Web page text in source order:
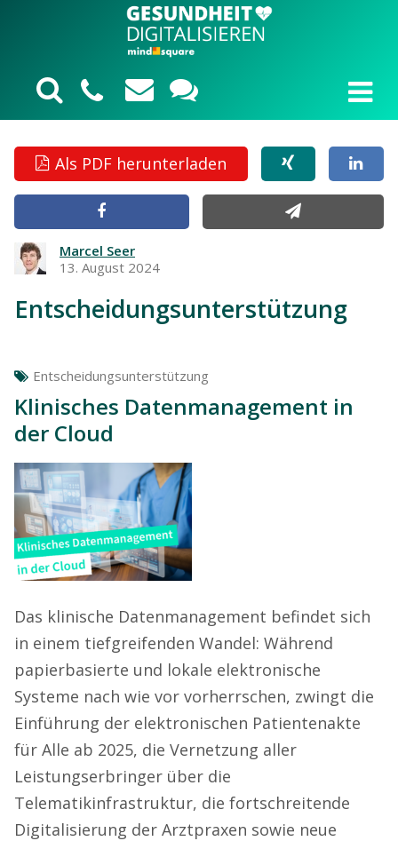
Als PDF herunterladen
Marcel Seer
13. August 2024
Entscheidungsunterstützung
Entscheidungsunterstützung
Klinisches Datenmanagement in
der Cloud
Das klinische Datenmanagement befindet sich
in einem tiefgreifenden Wandel: Während
papierbasierte und lokale elektronische
Systeme nach wie vor vorherrschen, zwingt die
Einführung der elektronischen Patientenakte
für Alle ab 2025, die Vernetzung aller
Leistungserbringer über die
Telematikinfrastruktur, die fortschreitende
Digitalisierung der Arztpraxen sowie neue